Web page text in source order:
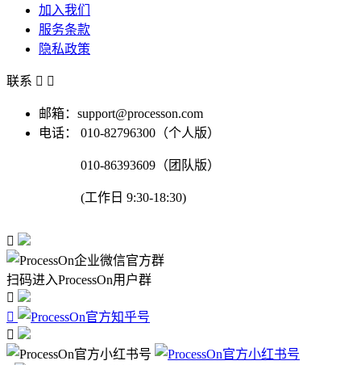
加入我们
服务条款
隐私政策
联系  
邮箱：support@processon.com
电话：
010-82796300（个人版）
010-86393609（团队版）
(工作日 9:30-18:30)

扫码进入ProcessOn用户群


